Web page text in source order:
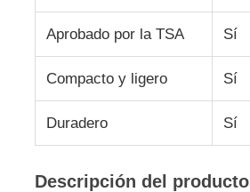
Aprobado por la TSA Sí
Compacto y ligero Sí
Duradero Sí
Descripción del producto